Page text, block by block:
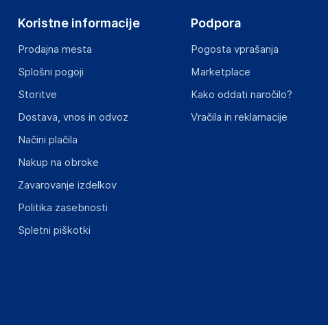
Koristne informacije
Prodajna mesta
Splošni pogoji
Storitve
Dostava, vnos in odvoz
Načini plačila
Nakup na obroke
Zavarovanje izdelkov
Politika zasebnosti
Spletni piškotki
Podpora
Pogosta vprašanja
Marketplace
Kako oddati naročilo?
Vračila in reklamacije